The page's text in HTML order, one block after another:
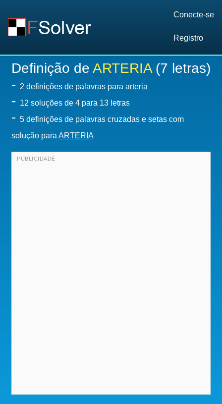
Conecte-se
Registro
Definição de ARTERIA(7 letras)
- 2 definições de palavras para arteria
- 12 soluções de 4 para 13 letras
- 5 definições de palavras cruzadas e setas com
solução para ARTERIA